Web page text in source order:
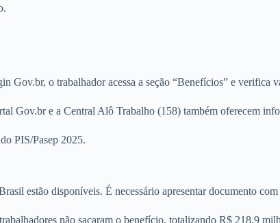
Gov.br, o trabalhador acessa a seção “Benefícios” e verifica
Gov.br e a Central Alô Trabalho (158) também oferecem
PIS/Pasep 2025.
estão disponíveis. É necessário apresentar documento
não sacaram o benefício, totalizando R$ 218,9